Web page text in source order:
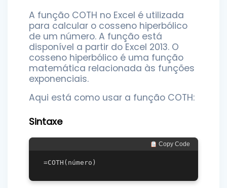
A função COTH no Excel é utilizada
para calcular o cosseno hiperbólico
de um número. A função está
disponível a partir do Excel 2013. O
cosseno hiperbólico é uma função
matemática relacionada às funções
exponenciais.
Aqui está como usar a função COTH:
Sintaxe
Copy Code